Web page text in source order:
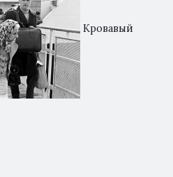
Кровавый